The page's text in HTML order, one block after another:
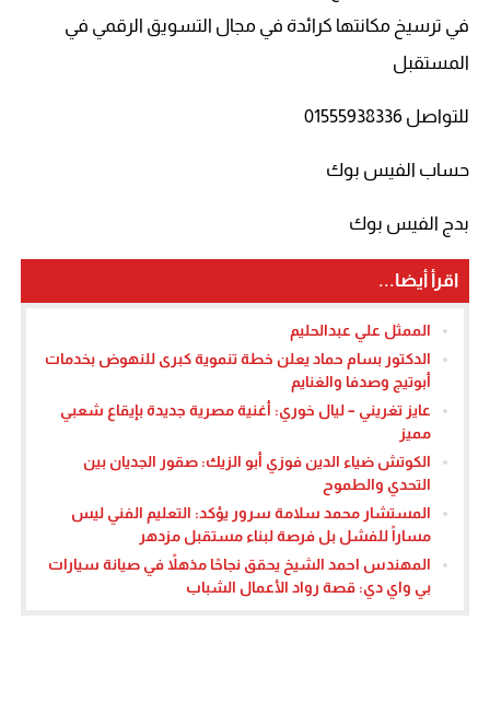
في ترسيخ مكانتها كرائدة في مجال التسويق الرقمي في
المستقبل
للتواصل 01555938336
حساب الفيس بوك
بدج الفيس بوك
اقرأ أيضا...
الممثل علي عبدالحليم
الدكتور بسام حماد يعلن خطة تنموية كبرى للنهوض بخدمات
أبوتيج وصدفا والغنايم
عايز تغريني – ليال خوري: أغنية مصرية جديدة بإيقاع شعبي
مميز
الكوتش ضياء الدين فوزي أبو الزيك: صقور الجديان بين
التحدي والطموح
المستشار محمد سلامة سرور يؤكد: التعليم الفني ليس
مساراً للفشل بل فرصة لبناء مستقبل مزدهر
المهندس احمد الشيخ يحقق نجاحًا مذهلاً في صيانة سيارات
بي واي دي: قصة رواد الأعمال الشباب